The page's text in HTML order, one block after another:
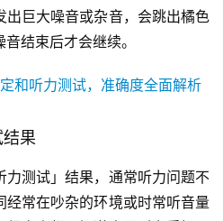
出巨大噪音或杂音，会跳出橘色
结束后才会继续。
果
力测试」结果，通常听力问题不
经常在吵杂的环境或时常听音量